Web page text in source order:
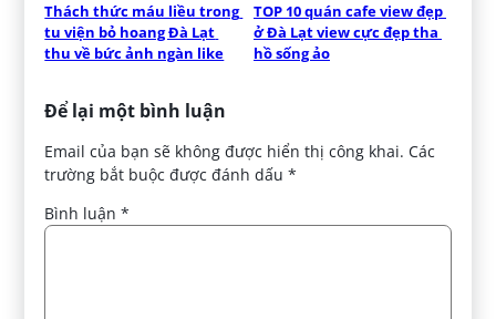
Thách thức máu liều trong
tu viện bỏ hoang Đà Lạt
thu về bức ảnh ngàn like
TOP 10 quán cafe view đẹp
ở Đà Lạt view cực đẹp tha
hồ sống ảo
Để lại một bình luận
Email của bạn sẽ không được hiển thị công khai. Các
trường bắt buộc được đánh dấu*
Bình luận*